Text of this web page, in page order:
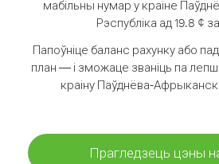
мабільны нумар у краіне
Рэспубліка ад 19.8 ¢ за
Папоўніце баланс рахунку або
план — і зможаце званіць па
краіну Паўднёва-
Прагледзець цэны